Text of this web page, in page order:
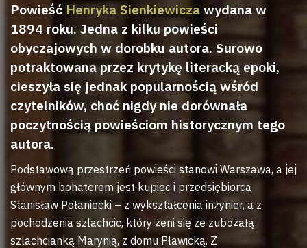
Powieść Henryka Sienkiewicza wydana w
1894 roku. Jedna z kilku powieści
obyczajowych w dorobku autora. Surowo
potraktowana przez krytykę literacką epoki,
cieszyła się jednak popularnością wśród
czytelników, choć nigdy nie dorównała
poczytnością powieściom historycznym tego
autora.
Podstawową przestrzeń powieści stanowi Warszawa, a jej
głównym bohaterem jest kupiec i przedsiębiorca
Stanisław Połaniecki – z wykształcenia inżynier, a z
pochodzenia szlachcic, który żeni się ze zubożałą
szlachcianką Marynią, z domu Pławicką. Z